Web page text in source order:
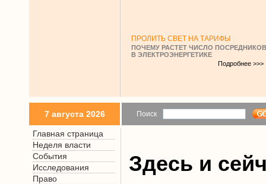
ПРОЛИТЬ СВЕТ НА ТАРИФЫ
ПОЧЕМУ РАСТЕТ ЧИСЛО ПОСРЕДНИКОВ
В ЭЛЕКТРОЭНЕРГЕТИКЕ
Подробнее >>>
7 августа 2026 Поиск
Главная страница
Неделя власти
События
Исследования
Право
Здесь и